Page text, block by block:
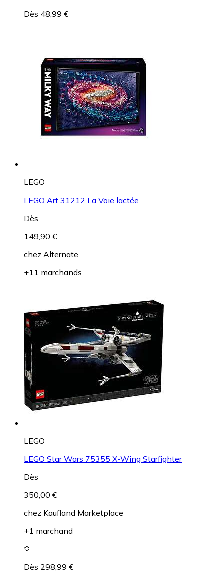
Dès 48,99 €
LEGO
LEGO Art 31212 La Voie lactée
Dès
149,90 €
chez Alternate
+11 marchands
LEGO
LEGO Star Wars 75355 X-Wing Starfighter
Dès
350,00 €
chez Kaufland Marketplace
+1 marchand
Dès 298,99 €